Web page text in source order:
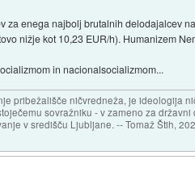
za enega najbolj brutalnih delodajalcev
nižje kot 10,23 EUR/h). Humanizem
in nacionalsocializmom...
pribežališče ničvredneža, je ideologija
sovražniku - v zameno za državni
v središču Ljubljane. -- Tomaž Štih,